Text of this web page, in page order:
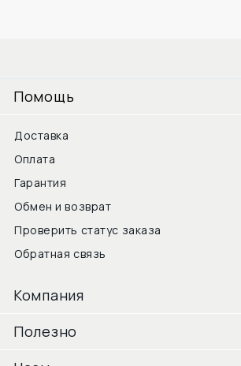
Помощь
Доставка
Оплата
Гарантия
Обмен и возврат
Проверить статус заказа
Обратная связь
Компания
Полезно